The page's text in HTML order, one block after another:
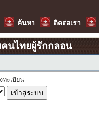
ค้นหา ติดต่อเรา
นไทยผู้รักกลอน
ทะเบียน